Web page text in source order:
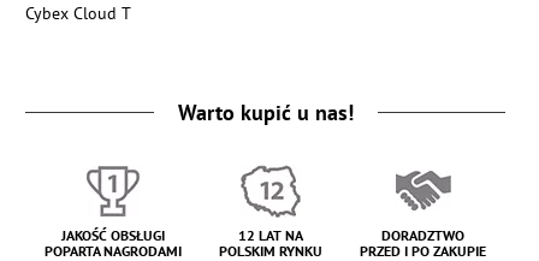
Cybex Cloud T
Warto kupić u nas!
JAKOŚĆ OBSŁUGI
POPARTA NAGRODAMI
12 LAT NA
POLSKIM RYNKU
DORADZTWO
PRZED I PO ZAKUPIE